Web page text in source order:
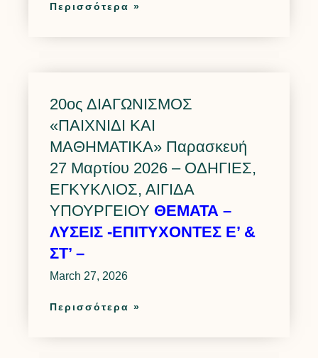
Περισσότερα »
20ος ΔΙΑΓΩΝΙΣΜΟΣ
«ΠΑΙΧΝΙΔΙ ΚΑΙ
ΜΑΘΗΜΑΤΙΚΑ» Παρασκευή
27 Μαρτίου 2026 – ΟΔΗΓΙΕΣ,
ΕΓΚΥΚΛΙΟΣ, ΑΙΓΙΔΑ
ΥΠΟΥΡΓΕΙΟΥ ΘΕΜΑΤΑ –
ΛΥΣΕΙΣ -ΕΠΙΤΥΧΟΝΤΕΣ Ε’ &
ΣΤ’ –
March 27, 2026
Περισσότερα »